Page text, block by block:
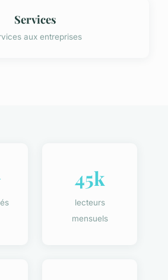
Services
aux entreprises
45k
lecteurs
mensuels